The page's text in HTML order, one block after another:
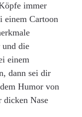
immer
einem Cartoon
und die
einem
dann sei dir
Humor von
dicken Nase